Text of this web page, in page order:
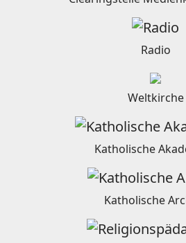
Radio
Weltkirche
Katholische
Katholische